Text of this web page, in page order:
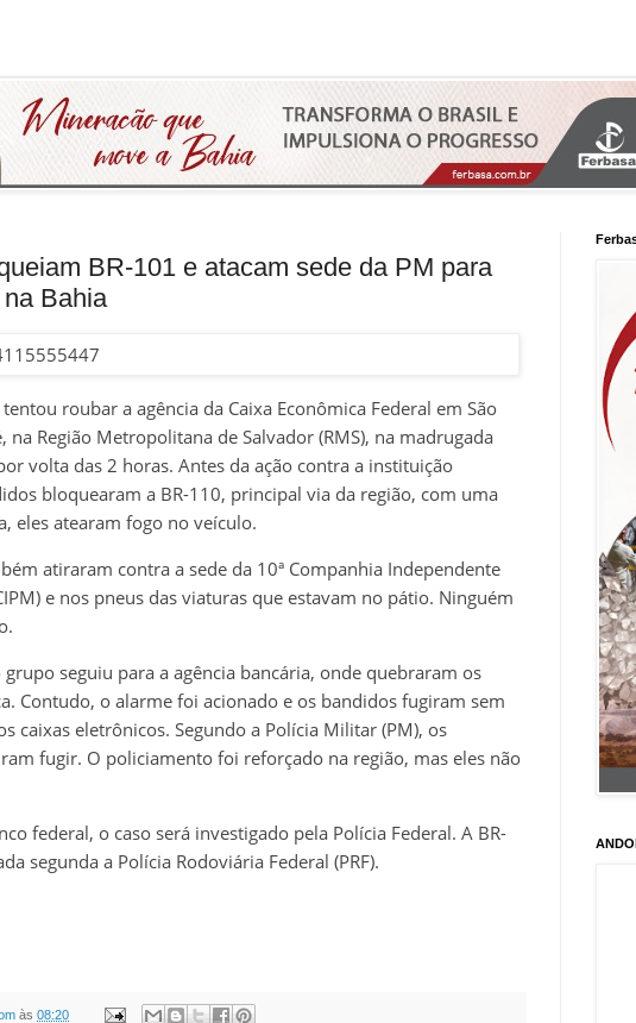
BR-101 e atacam sede da PM para
Bahia
roubar a agência da Caixa Econômica Federal em São
na Região Metropolitana de Salvador (RMS), na madrugada
volta das 2 horas. Antes da ação contra a instituição
bloquearam a BR-110, principal via da região, com uma
eles atearam fogo no veículo.
atiraram contra a sede da 10ª Companhia Independente
e nos pneus das viaturas que estavam no pátio. Ninguém
grupo seguiu para a agência bancária, onde quebraram os
Contudo, o alarme foi acionado e os bandidos fugiram sem
caixas eletrônicos. Segundo a Polícia Militar (PM), os
fugir. O policiamento foi reforçado na região, mas eles não
federal, o caso será investigado pela Polícia Federal. A BR-
segunda a Polícia Rodoviária Federal (PRF).
às 08:20